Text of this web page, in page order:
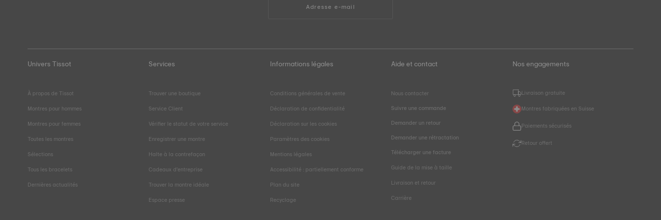
Adresse e-mail
Univers Tissot
À propos de Tissot
Montres pour hommes
Montres pour femmes
Toutes les montres
Sélections
Tous les bracelets
Dernières actualités
Services
Trouver une boutique
Service Client
Vérifier le statut de votre service
Enregistrer une montre
Halte à la contrefaçon
Cadeaux d'entreprise
Trouver la montre idéale
Espace presse
Informations légales
Conditions générales de vente
Déclaration de confidentialité
Déclaration sur les cookies
Paramètres des cookies
Mentions légales
Accessibilité : partiellement conforme
Plan du site
Recyclage
Aide et contact
Nous contacter
Suivre une commande
Demander un retour
Demander une rétractation
Télécharger une facture
Guide de la mise à taille
Livraison et retour
Carrière
Nos engagements
Livraison gratuite
Montres fabriquées en Suisse
Paiements sécurisés
Retour offert